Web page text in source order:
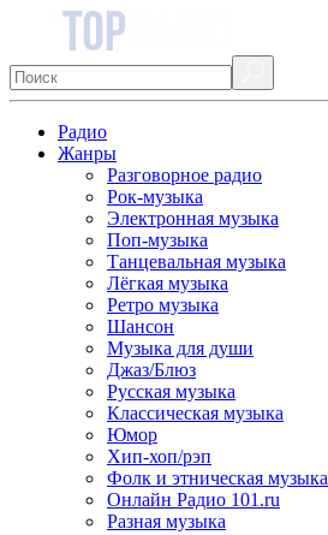
Радио
Жанры
Разговорное радио
Рок-музыка
Электронная музыка
Поп-музыка
Танцевальная музыка
Лёгкая музыка
Ретро музыка
Шансон
Музыка для души
Джаз/Блюз
Русская музыка
Классическая музыка
Юмор
Хип-хоп/рэп
Фолк и этническая музыка
Онлайн Радио 101.ru
Разная музыка